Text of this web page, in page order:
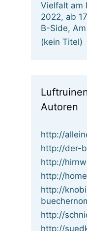
Vielfalt am
2022, ab
B-Side,
(kein Titel)
Autoren
http://
http://der-
http://
http://
http://
http://
http://